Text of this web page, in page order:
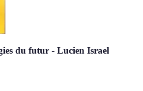
du futur - Lucien Israel